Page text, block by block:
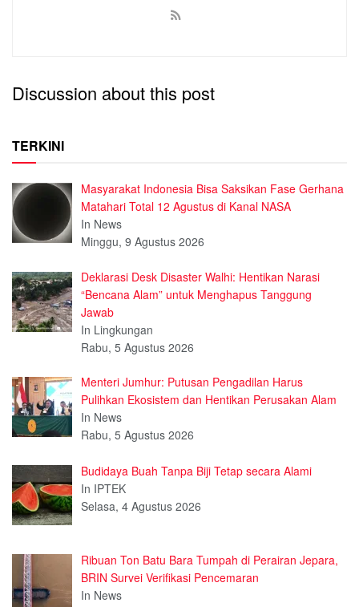
Discussion about this post
TERKINI
Masyarakat Indonesia Bisa Saksikan Fase Gerhana
Matahari Total 12 Agustus di Kanal NASA
In News
Minggu, 9 Agustus 2026
Deklarasi Desk Disaster Walhi: Hentikan Narasi
“Bencana Alam” untuk Menghapus Tanggung
Jawab
In Lingkungan
Rabu, 5 Agustus 2026
Menteri Jumhur: Putusan Pengadilan Harus
Pulihkan Ekosistem dan Hentikan Perusakan Alam
In News
Rabu, 5 Agustus 2026
Budidaya Buah Tanpa Biji Tetap secara Alami
In IPTEK
Selasa, 4 Agustus 2026
Ribuan Ton Batu Bara Tumpah di Perairan Jepara,
BRIN Survei Verifikasi Pencemaran
In News